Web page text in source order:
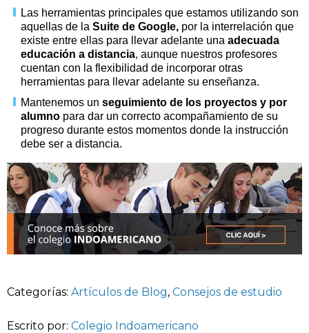
Las herramientas principales que estamos utilizando son
aquellas de la Suite de Google, por la interrelación que
existe entre ellas para llevar adelante una adecuada
educación a distancia, aunque nuestros profesores
cuentan con la flexibilidad de incorporar otras
herramientas para llevar adelante su enseñanza.
Mantenemos un seguimiento de los proyectos y por
alumno para dar un correcto acompañamiento de su
progreso durante estos momentos donde la instrucción
debe ser a distancia.
Categorías: Artículos de Blog, Consejos de estudio
Escrito por: Colegio Indoamericano